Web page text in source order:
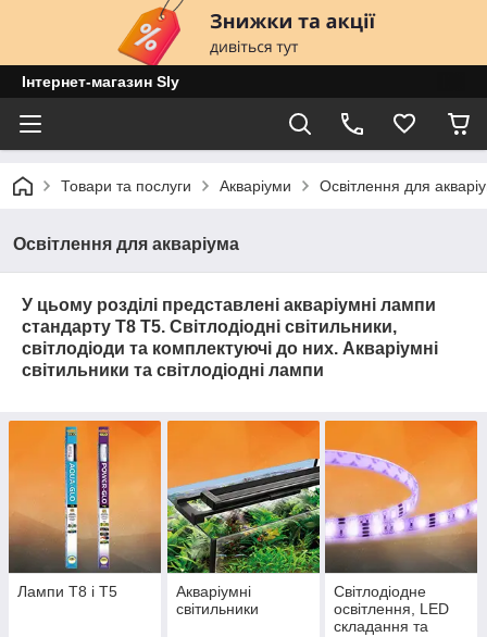
Інтернет-магазин Sly
Товари та послуги Акваріуми Освітлення для
Освітлення для акваріума
У цьому розділі представлені акваріумні лампи
стандарту Т8 Т5. Світлодіодні світильники,
світлодіоди та комплектуючі до них. Акваріумні
світильники та світлодіодні лампи
Лампи Т8 і Т5
Акваріумні
світильники
Світлодіодне
освітлення, LED
складання та